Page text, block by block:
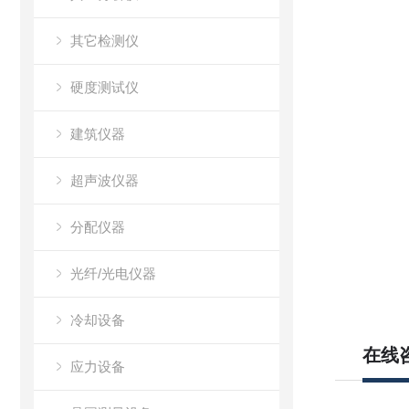
其它检测仪
硬度测试仪
建筑仪器
超声波仪器
分配仪器
光纤/光电仪器
冷却设备
应力设备
在线